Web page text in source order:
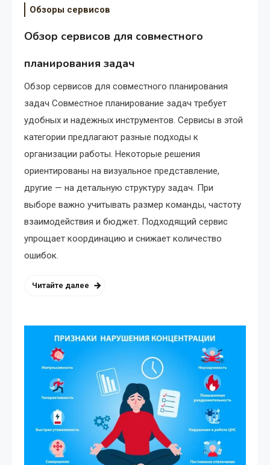
Обзоры сервисов
Обзор сервисов для совместного
планирования задач
Обзор сервисов для совместного планирования
задач Совместное планирование задач требует
удобных и надежных инструментов. Сервисы в этой
категории предлагают разные подходы к
организации работы. Некоторые решения
ориентированы на визуальное представление,
другие — на детальную структуру задач. При
выборе важно учитывать размер команды, частоту
взаимодействия и бюджет. Подходящий сервис
упрощает координацию и снижает количество
ошибок.
Читайте далее